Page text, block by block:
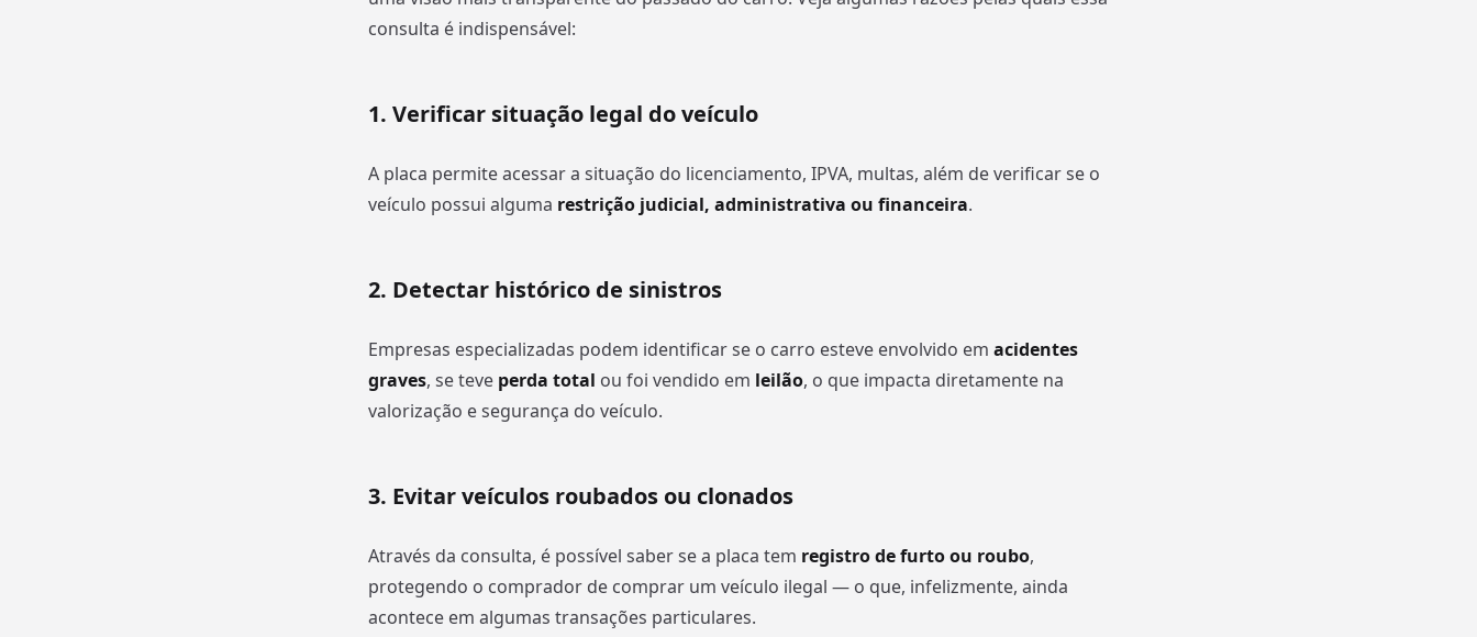
consulta é indispensável:
1. Verificar situação legal do veículo
A placa permite acessar a situação do licenciamento, IPVA, multas, além de verificar se o
veículo possui alguma restrição judicial, administrativa ou financeira.
2. Detectar histórico de sinistros
Empresas especializadas podem identificar se o carro esteve envolvido em acidentes
graves, se teve perda total ou foi vendido em leilão, o que impacta diretamente na
valorização e segurança do veículo.
3. Evitar veículos roubados ou clonados
Através da consulta, é possível saber se a placa tem registro de furto ou roubo,
protegendo o comprador de comprar um veículo ilegal — o que, infelizmente, ainda
acontece em algumas transações particulares.